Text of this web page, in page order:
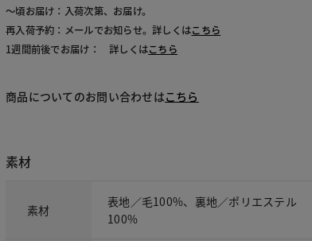
～頃お届け：入荷次第、お届け。
再入荷予約：メールでお知らせ。詳しくはこちら
1週間前後でお届け： 詳しくはこちら
商品についてのお問い合わせはこちら
素材
素材
表地／毛100%、裏地／ポリエステル
100%